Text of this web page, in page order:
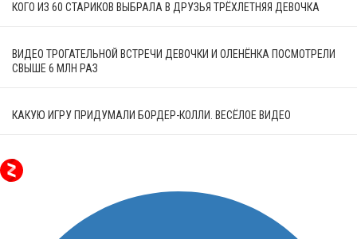
КОГО ИЗ 60 СТАРИКОВ ВЫБРАЛА В ДРУЗЬЯ ТРЁХЛЕТНЯЯ ДЕВОЧКА
ВИДЕО ТРОГАТЕЛЬНОЙ ВСТРЕЧИ ДЕВОЧКИ И ОЛЕНЁНКА ПОСМОТРЕЛИ
СВЫШЕ 6 МЛН РАЗ
КАКУЮ ИГРУ ПРИДУМАЛИ БОРДЕР-КОЛЛИ. ВЕСЁЛОЕ ВИДЕО